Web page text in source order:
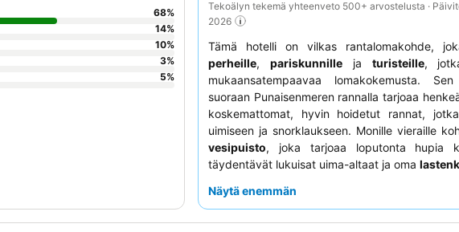
Tekoälyn tekemä yhteenveto 500+ arvostelusta ·
2026
Tämä hotelli on vilkas rantalomakohde,
perheille, pariskunnilleja turisteille,
mukaansatempaavaa lomakokemusta.
suoraan Punaisenmeren rannalla tarjoaa
koskemattomat, hyvin hoidetut rannat,
uimiseen ja snorklaukseen. Monille vieraille
vesipuisto, joka tarjoaa loputonta hupia
täydentävät lukuisat uima-altaat ja oma
animaatiotiimisaa usein kiitosta
Näytä enemmän
68%
14%
10%
3%
5%